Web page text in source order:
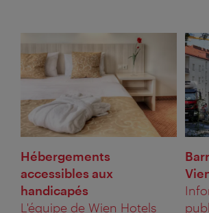
Hébergements
accessibles aux
handicapés
L'équipe de Wien Hotels